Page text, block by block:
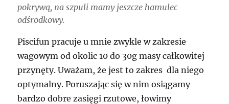
pokrywą, na szpuli mamy jeszcze hamulec
odśrodkowy.
Piscifun pracuje u mnie zwykle w zakresie
wagowym od okolic 10 do 30g masy całkowitej
przynęty. Uważam, że jest to zakres dla niego
optymalny. Poruszając się w nim osiągamy
bardzo dobre zasięgi rzutowe, łowimy